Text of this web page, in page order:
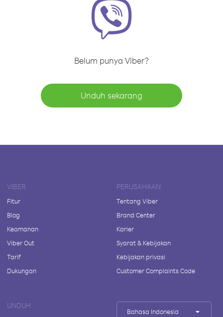
Belum punya Viber?
Unduh sekarang
VIBER
Fitur
Blog
Keamanan
Viber Out
Tarif
Dukungan
PERUSAHAAN
Tentang Viber
Brand Center
Karier
Syarat & Kebijakan
Kebijakan privasi
Customer Complaints Code
UNDUH
Bahasa Indonesia